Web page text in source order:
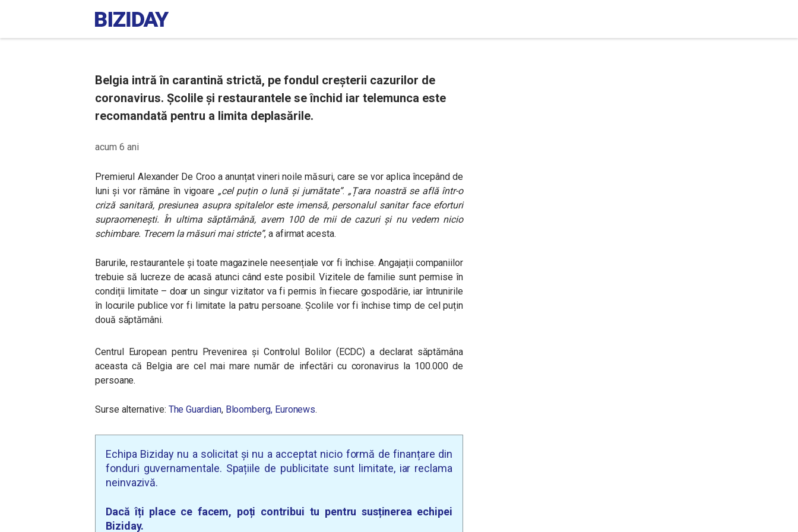
Belgia intră în carantină strictă, pe fondul creșterii cazurilor de
coronavirus. Școlile și restaurantele se închid iar telemunca este
recomandată pentru a limita deplasările.
acum 6 ani
Premierul Alexander De Croo a anunțat vineri noile măsuri, care se vor aplica începând de
luni și vor rămâne în vigoare „cel puțin o lună și jumătate”. „Țara noastră se află într-o
criză sanitară, presiunea asupra spitalelor este imensă, personalul sanitar face eforturi
supraomenești. În ultima săptămână, avem 100 de mii de cazuri și nu vedem nicio
schimbare. Trecem la măsuri mai stricte”, a afirmat acesta.
Barurile, restaurantele și toate magazinele neesențiale vor fi închise. Angajații companiilor
trebuie să lucreze de acasă atunci când este posibil. Vizitele de familie sunt permise în
condiții limitate – doar un singur vizitator va fi permis în fiecare gospodărie, iar întrunirile
în locurile publice vor fi limitate la patru persoane. Școlile vor fi închise timp de cel puțin
două săptămâni.
Centrul European pentru Prevenirea și Controlul Bolilor (ECDC) a declarat săptămâna
aceasta că Belgia are cel mai mare număr de infectări cu coronavirus la 100.000 de
persoane.
Surse alternative: The Guardian, Bloomberg, Euronews.
Echipa Biziday nu a solicitat și nu a acceptat nicio formă de finanțare din
fonduri guvernamentale. Spațiile de publicitate sunt limitate, iar reclama
neinvazivă.
Dacă îți place ce facem, poți contribui tu pentru susținerea echipei
Biziday.